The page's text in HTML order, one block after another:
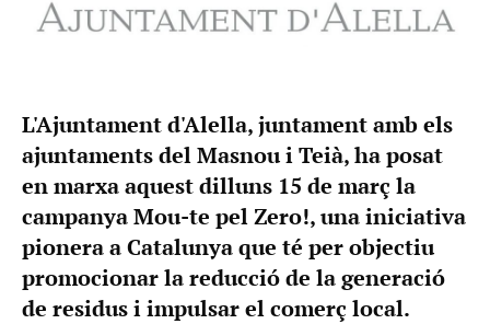
L'Ajuntament d'Alella, juntament amb els
ajuntaments del Masnou i Teià, ha posat
en marxa aquest dilluns 15 de març la
campanya Mou-te pel Zero!, una iniciativa
pionera a Catalunya que té per objectiu
promocionar la reducció de la generació
de residus i impulsar el comerç local.